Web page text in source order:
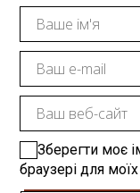
Зберегти моє
браузері для